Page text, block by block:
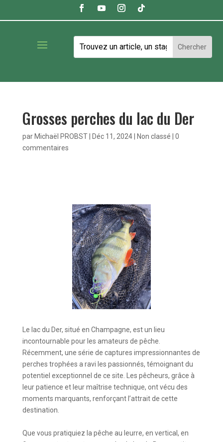
Grosses perches du lac du Der
par Michaël PROBST| Déc 11, 2024| Non classé
0
commentaires
Le lac du Der, situé en Champagne, est un lieu
incontournable pour les amateurs de pêche.
Récemment, une série de captures impressionnantes de
perches trophées a ravi les passionnés, témoignant du
potentiel exceptionnel de ce site. Les pêcheurs, grâce à
leur patience et leur maîtrise technique, ont vécu des
moments marquants, renforçant l’attrait de cette
destination.
Que vous pratiquiez la pêche au leurre, en vertical, en